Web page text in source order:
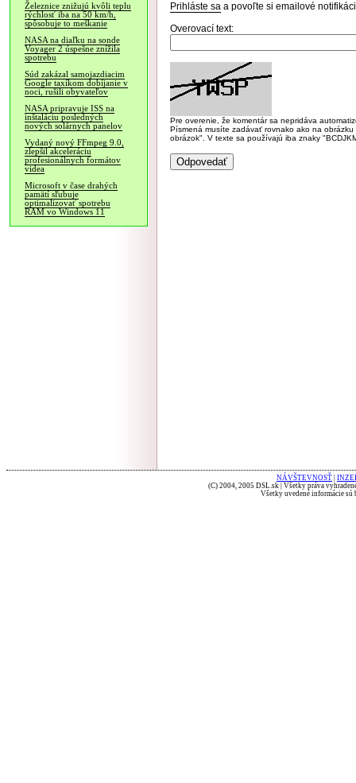
Železnice znižujú kvôli teplu
rýchlosť iba na 50 km/h,
spôsobuje to meškanie
NASA na diaľku na sonde
Voyager 2 úspešne znížila
spotrebu
Súd zakázal samojazdiacim
Google taxíkom dobíjanie v
noci, rušili obyvateľov
NASA pripravuje ISS na
inštaláciu posledných
nových solárnych panelov
Vydaný nový FFmpeg 9.0,
zlepšil akceleráciu
profesionálnych formátov
videa
Microsoft v čase drahých
pamätí sľubuje
optimalizovať spotrebu
RAM vo Windows 11
Prihláste sa a povoľte si emailové
Overovací text:
Pre overenie, že komentár sa nepridáva
Písmená musíte zadávať rovnako ako na
obrázok". V texte sa používajú iba znaky
NÁVŠTEVNOSŤ
(C) 2004, 2005 DSL.sk | Všetky práva
Všetky uvedené informácie sú